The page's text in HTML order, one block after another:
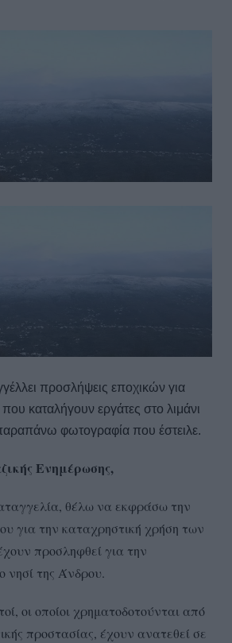
προσλήψεις εποχικών για
καταλήγουν εργάτες στο λιμάνι
φωτογραφία που έστειλε.
Ενημέρωσης,
θέλω να εκφράσω την
για την καταχρηστική χρήση των
προσληφθεί για την
νησί της Άνδρου.
οι οποίοι χρηματοδοτούνται από
προστασίας, έχουν ανατεθεί σε